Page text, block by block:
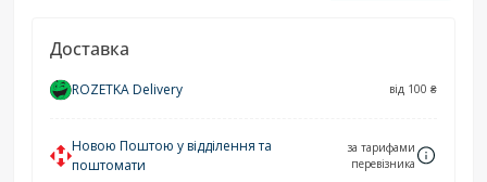
Доставка
ROZETKA Delivery від 100 ₴
Новою Поштою у відділення та
поштомати
за тарифами
перевізника